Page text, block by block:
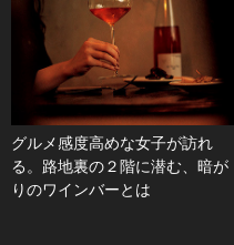
グルメ感度高めな女子が訪れ
る。路地裏の２階に潜む、暗が
りのワインバーとは